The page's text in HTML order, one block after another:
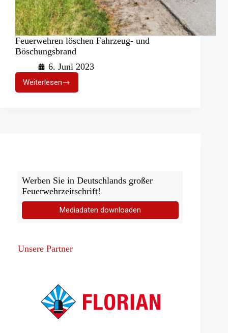
Feuerwehren löschen Fahrzeug- und
Böschungsbrand
6. Juni 2023
WeiterlesenFeuerwehren
löschen
Werben Sie in Deutschlands großer
Feuerwehrzeitschrift!
Mediadaten downloaden
Unsere Partner